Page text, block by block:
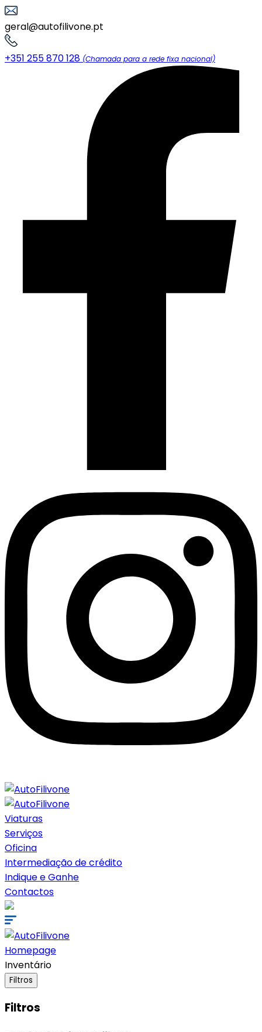
geral@autofilivone.pt
+351 255 870 128 (Chamada para a rede fixa nacional)
Viaturas
Serviços
Oficina
Intermediação de crédito
Indique e Ganhe
Contactos
Homepage
Inventário
Filtros
Filtros